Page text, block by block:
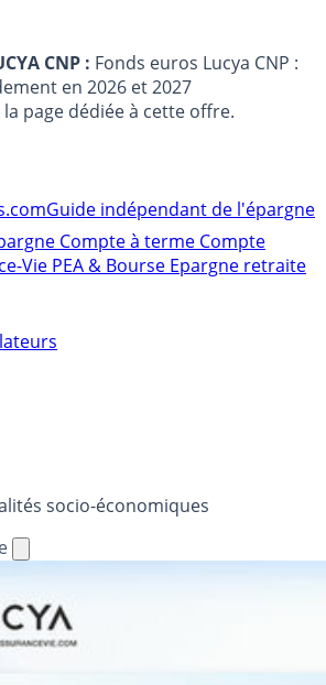
CNP : Fonds euros Lucya CNP :
en 2026 et 2027
page dédiée à cette offre.
Guide indépendant de l'épargne
Compte à terme Compte
Vie PEA & Bourse Epargne retraite
socio-économiques